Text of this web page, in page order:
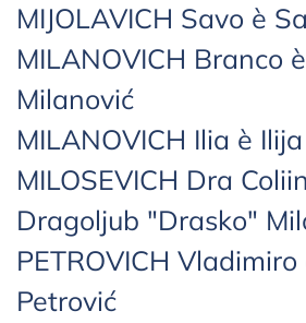
MIJOLAVICH Savo è
MILANOVICH Branco
Milanović
MILANOVICH Ilia è
MILOSEVICH Dra
Dragoljub "Drasko"
PETROVICH
Petrović